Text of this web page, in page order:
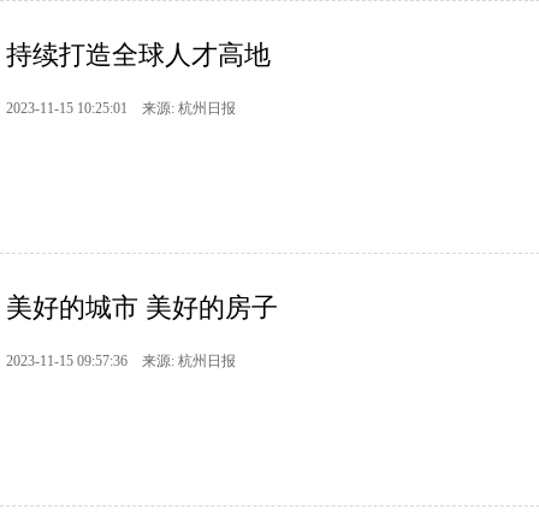
持续打造全球人才高地
2023-11-15 10:25:01 来源: 杭州日报
美好的城市 美好的房子
2023-11-15 09:57:36 来源: 杭州日报